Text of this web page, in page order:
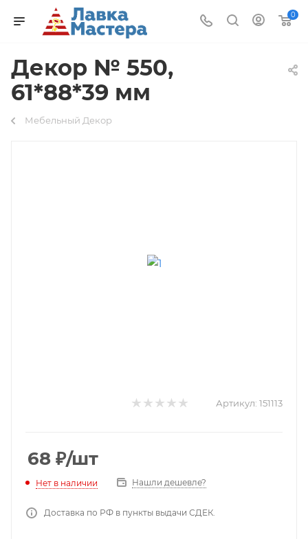
0
Декор № 550,
61*88*39 мм
Мебельный Декор
Артикул: 151113
68 ₽/шт
Нет в наличии Нашли дешевле?
Доставка по РФ в пункты выдачи СДЕК.